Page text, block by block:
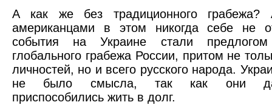
А как же без традиционного грабежа?
американцами в этом никогда себе не
события на Украине стали предлогом
глобального грабежа России, притом не
личностей, но и всего русского народа.
не было смысла, так как они
приспособились жить в долг.